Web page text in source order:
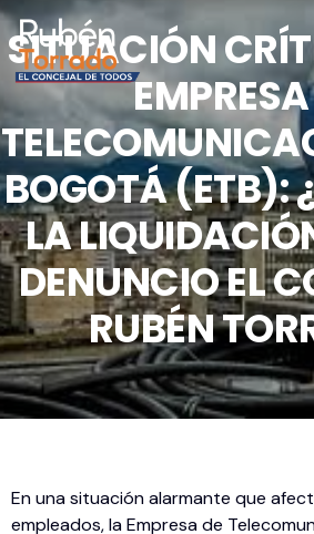
SITUACIÓN
BOGOTÁ (ETB):
LA
DENUNCIO EL
RUBÉN
En una situación alarmante que
empleados, la Empresa de